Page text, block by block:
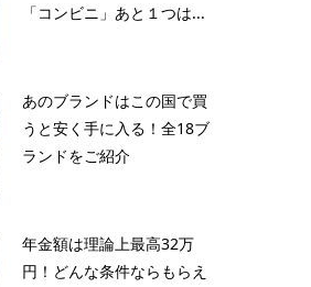
「コンビニ」あと１つは...
あのブランドはこの国で買
うと安く手に入る！全18ブ
ランドをご紹介
年金額は理論上最高32万
円！どんな条件ならもらえ